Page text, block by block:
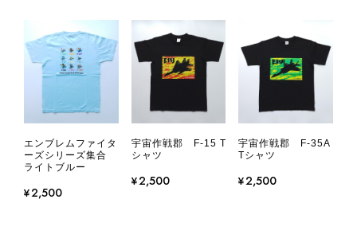
エンブレムファイタ
ーズシリーズ集合
ライトブルー
¥2,500
宇宙作戦郡 F-15 T
シャツ
¥2,500
宇宙作戦郡 F-35A
Tシャツ
¥2,500